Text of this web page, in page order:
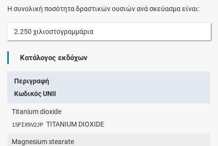
Η συνολική ποσότητα δραστικών ουσιών ανά σκεύασμα είναι:
2.250 χιλιοστογραμμάρια
Κατάλογος εκδόχων
Περιγραφή
Κωδικός UNII
Titanium dioxide
15FIX9V2JP TITANIUM DIOXIDE
Magnesium stearate